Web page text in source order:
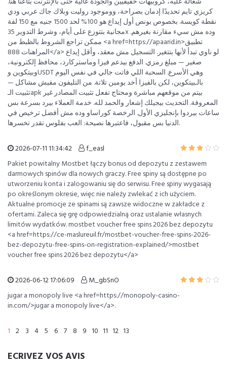
كريزي تايم تحديدًا إدمان بصراحة، ووموجود روليت وبلاك جاك عربي ودي
نقطة كويسة. بخصوص بونص أول إيداع هو 100% لحد 1500 جنيه مع 150 لفة
مجانية بتتوزع على أيام، وشرط التدوير 35x وده مش سيء مقارنة بغيرهم.
ممكن تراجع الشروط بالظبط من <a href=https://apaarid.in>تطبيق
المراهنات 888</a> لو ناوي تبدأ لأنها بتتغير. التسجيل مش معقد، وأقل إيداع
صغير — مبلغ رمزي. الدفع بيدعم فيزا وماستركارد، محافظ إلكترونية،
وبيتكوين وUSDT وهي الأسرع. السحبة اللي فاتت جالي في نفس اليوم
بالـبيتكوين، لكن بالفيزا أخد يومين تلاتة. من التليفون مفيش مشاكل —
تثبيت الـapk بيتم من موقعهم مباشرة ومحتاج تفعل تثبيت المصادر غير
المعروفة. التحديث بيجيلك إشعار والحمد لله. خدمة العملاء بيرد بسرعة بس
ساعات بيردوا بإنجليزي الأول. الرخصة كوراساو وده مش أفضل ترخيص في
الدنيا بس مقبول، فاعتبرها نصيحة: العب بفلوس تقدر تخسرها.
2026-07-11 11:34:42
f_easl
Pakiet powitalny Mostbet łączy bonus od depozytu z zestawem
darmowych spinów dla nowych graczy. Free spiny są dostępne po
utworzeniu konta i zalogowaniu się do serwisu. Free spiny wygasają
po określonym okresie, więc nie należy zwlekać z ich użyciem.
Aktualne promocje ze spinami są zawsze widoczne w zakładce z
ofertami. Zaleca się grę odpowiedzialną oraz ustalanie własnych
limitów wydatków. mostbet voucher free spins 2026 bez depozytu
<a href=https://ce-maslureuil.fr/mostbet-voucher-free-spins-2026-
bez-depozytu-free-spins-on-registration-explained/>mostbet
voucher free spins 2026 bez depozytu</a>
2026-06-12 17:06:09
M_gbSnO
jugar a monopoly live <a href=https://monopoly-casino-
in.com/>jugar a monopoly live</a>.
1 2 3 4 5 6 7 8 9 10 11 12 13
ECRIVEZ VOS AVIS